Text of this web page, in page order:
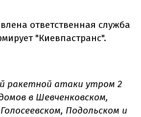
ответственная служба
"Киевпастранс".
ракетной атаки утром 2
в Шевченковском,
Подольском и